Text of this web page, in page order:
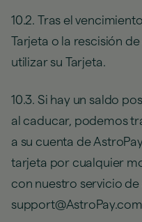
10.2. Tras el
Tarjeta o la rescisión
utilizar su Tarjeta.
10.3. Si hay un saldo
al caducar, podemos
a su cuenta de
tarjeta por cualquier
con nuestro servicio